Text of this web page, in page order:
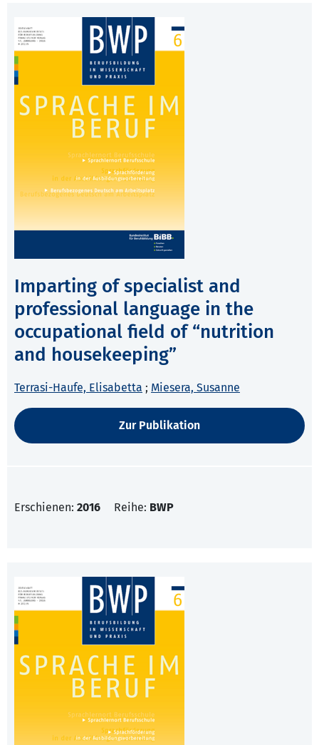
Imparting of specialist and
professional language in the
occupational field of “nutrition
and housekeeping”
Terrasi-Haufe, Elisabetta ; Miesera, Susanne
Zur Publikation
Erschienen: 2016 Reihe: BWP